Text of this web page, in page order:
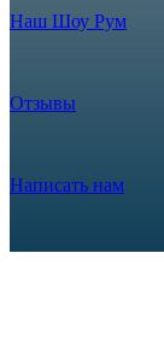
Наш Шоу Рум
Отзывы
Написать нам